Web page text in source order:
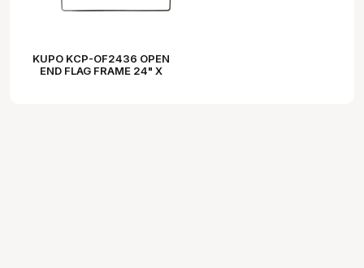
KUPO KCP-OF2436 OPEN
END FLAG FRAME 24" X